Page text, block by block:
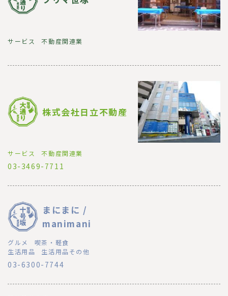
サービス 不動産関連業
株式会社日立不動産
サービス 不動産関連業
03-3469-7711
まにまに /
manimani
グルメ
喫茶・軽食
生活用品
生活用品その他
03-6300-7744